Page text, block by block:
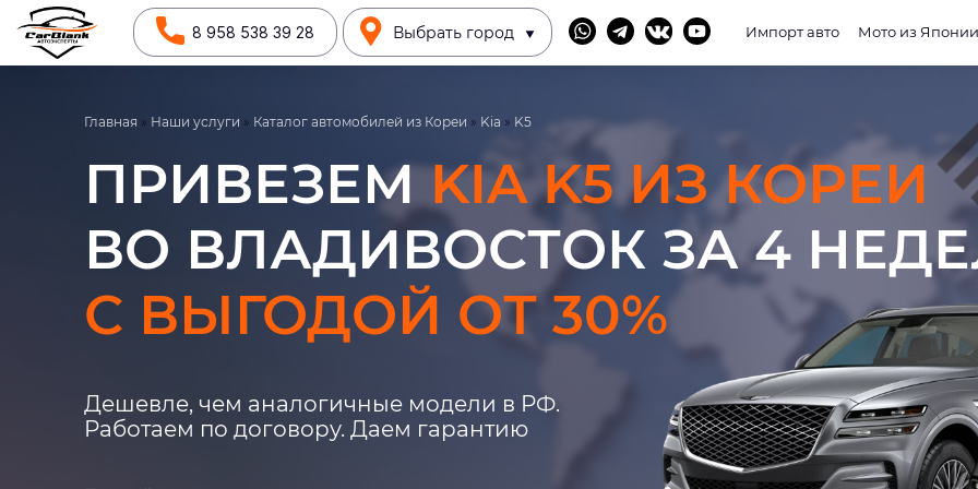
8 958 538 39 28 Выбрать город Импорт авто Мото из Японии
Главная » Наши услуги » Каталог автомобилей из Кореи » Kia » K5
ПРИВЕЗЕМKIA K5 ИЗ КОРЕИ
ВО ВЛАДИВОСТОК ЗА 4
С ВЫГОДОЙ ОТ 30%
Дешевле, чем аналогичные модели в РФ.
Работаем по договору. Даем гарантию